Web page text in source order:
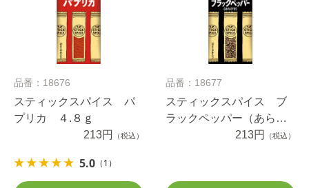
品番：18676
スティックスパイス パ
プリカ ４.８ｇ
213円
（税込）
5.0 （1）
品番：18677
スティックスパイス ブ
ラックペッパー（あらび
213円 （税込）